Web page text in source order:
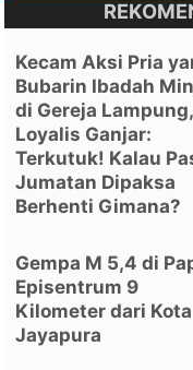
Kecam Aksi Pria
Bubarin Ibadah
di Gereja Lampung,
Loyalis Ganjar:
Terkutuk! Kalau
Jumatan Dipaksa
Berhenti Gimana?
Gempa M 5,4 di
Episentrum 9
Kilometer dari Kota
Jayapura